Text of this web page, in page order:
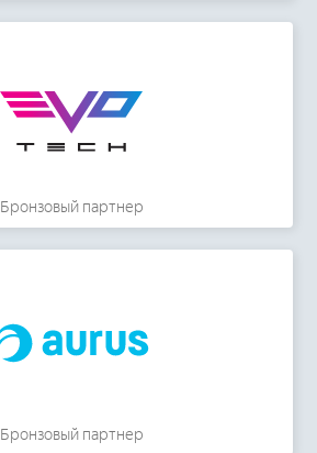
Бронзовый партнер
Бронзовый партнер